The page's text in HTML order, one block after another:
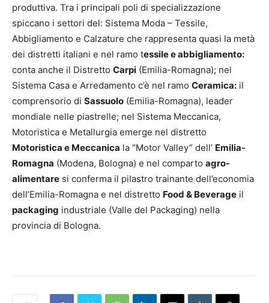
produttiva. Tra i principali poli di specializzazione
spiccano i settori del: Sistema Moda – Tessile,
Abbigliamento e Calzature che rappresenta quasi la metà
dei distretti italiani e nel ramo tessile e abbigliamento:
conta anche il Distretto Carpi (Emilia-Romagna); nel
Sistema Casa e Arredamento c’è nel ramo Ceramica: il
comprensorio di Sassuolo (Emilia-Romagna), leader
mondiale nelle piastrelle; nel Sistema Meccanica,
Motoristica e Metallurgia emerge nel distretto
Motoristica e Meccanica la “Motor Valley” dell’ Emilia-
Romagna (Modena, Bologna) e nel comparto agro-
alimentare si conferma il pilastro trainante dell’economia
dell’Emilia-Romagna e nel distretto Food & Beverage il
packaging industriale (Valle del Packaging) nella
provincia di Bologna.